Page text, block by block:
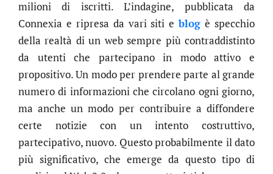
milioni di iscritti. L’indagine, pubblicata da
Connexia e ripresa da vari siti eblog è specchio
della realtà di un web sempre più contraddistinto
da utenti che partecipano in modo attivo e
propositivo. Un modo per prendere parte al grande
numero di informazioni che circolano ogni giorno,
ma anche un modo per contribuire a diffondere
certe notizie con un intento costruttivo,
partecipativo, nuovo. Questo probabilmente il dato
più significativo, che emerge da questo tipo di